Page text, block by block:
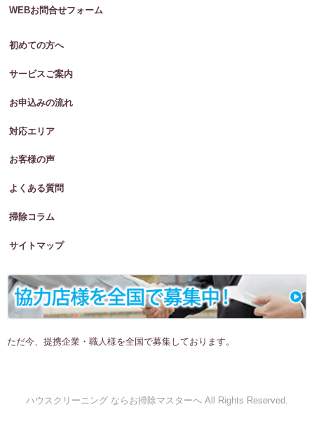
WEBお問合せフォーム
初めての方へ
サービスご案内
お申込みの流れ
対応エリア
お客様の声
よくある質問
掃除コラム
サイトマップ
ただ今、提携企業・職人様を全国で募集しております。
ハウスクリーニング ならお掃除マスターへ All Rights Reserved.